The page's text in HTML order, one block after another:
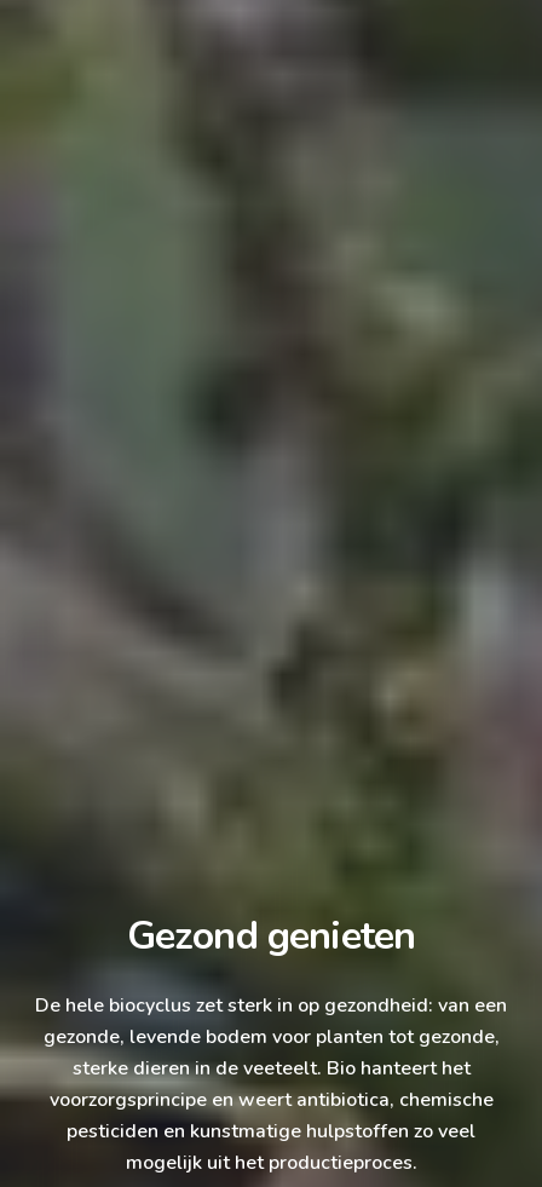
Gezond genieten
De hele biocyclus zet sterk in op gezondheid: van een
gezonde, levende bodem voor planten tot gezonde,
sterke dieren in de veeteelt. Bio hanteert het
voorzorgsprincipe en weert antibiotica, chemische
pesticiden en kunstmatige hulpstoffen zo veel
mogelijk uit het productieproces.